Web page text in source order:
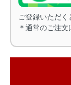
ご登録いただ
＊通常のご注